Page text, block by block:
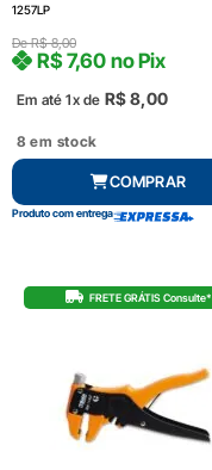
1257LP
DeR$8,00
Em até 1x de R$8,00
R$7,60 no Pix
8 em stock
COMPRAR
Produto com entrega
FRETE GRÁTIS Consulte*